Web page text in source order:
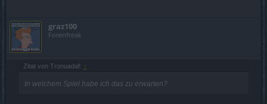
graz100
Forenfreak
Zitat von Tronuadaf: ↑
In welchem Spiel habe ich das zu erwarten?